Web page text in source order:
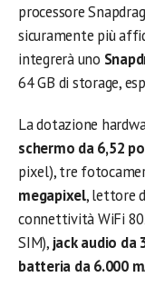
processore
sicuramente più
integrerà uno
64 GB di storage,
La dotazione
schermo da 6,52
pixel), tre
megapixel, lettore
connettività WiFi
SIM), jack audio da
batteria da 6.000